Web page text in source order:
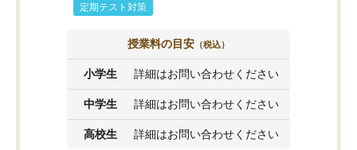
定期テスト対策
授業料の目安 （税込）
小学生 詳細はお問い合わせください
中学生 詳細はお問い合わせください
高校生 詳細はお問い合わせください